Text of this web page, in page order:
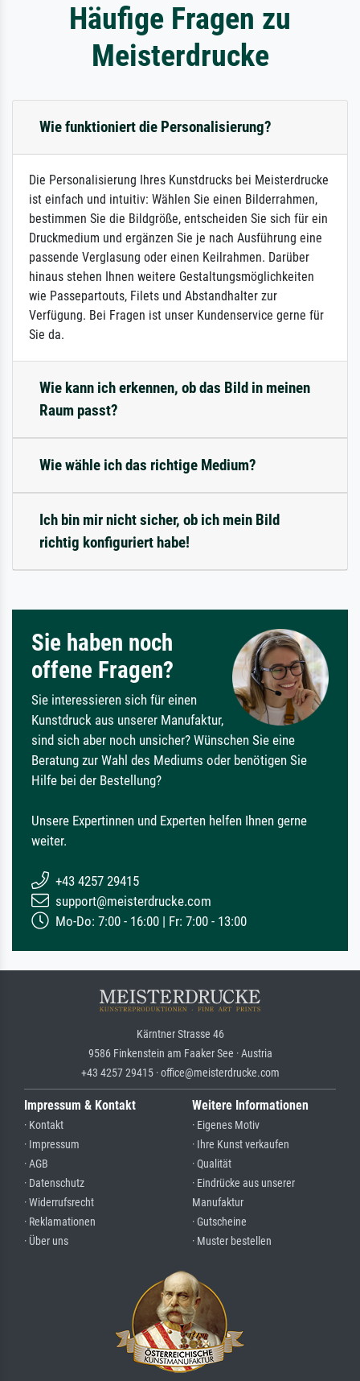
Häufige Fragen zu
Meisterdrucke
Wie funktioniert die Personalisierung?
Die Personalisierung Ihres Kunstdrucks bei Meisterdrucke
ist einfach und intuitiv: Wählen Sie einen Bilderrahmen,
bestimmen Sie die Bildgröße, entscheiden Sie sich für ein
Druckmedium und ergänzen Sie je nach Ausführung eine
passende Verglasung oder einen Keilrahmen. Darüber
hinaus stehen Ihnen weitere Gestaltungsmöglichkeiten
wie Passepartouts, Filets und Abstandhalter zur
Verfügung. Bei Fragen ist unser Kundenservice gerne für
Sie da.
Wie kann ich erkennen, ob das Bild in meinen
Raum passt?
Wie wähle ich das richtige Medium?
Ich bin mir nicht sicher, ob ich mein Bild
richtig konfiguriert habe!
Sie haben noch
offene Fragen?
Sie interessieren sich für einen
Kunstdruck aus unserer Manufaktur,
sind sich aber noch unsicher? Wünschen Sie eine
Beratung zur Wahl des Mediums oder benötigen Sie
Hilfe bei der Bestellung?
Unsere Expertinnen und Experten helfen Ihnen gerne
weiter.
+43 4257 29415
support@meisterdrucke.com
Mo-Do: 7:00 - 16:00 | Fr: 7:00 - 13:00
Kärntner Strasse 46
9586 Finkenstein am Faaker See · Austria
+43 4257 29415 · office@meisterdrucke.com
Impressum & Kontakt
· Kontakt
· Impressum
· AGB
· Datenschutz
· Widerrufsrecht
· Reklamationen
· Über uns
Weitere Informationen
· Eigenes Motiv
· Ihre Kunst verkaufen
· Qualität
· Eindrücke aus unserer
Manufaktur
· Gutscheine
· Muster bestellen